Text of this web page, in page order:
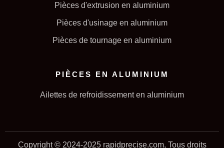
Pièces d'extrusion en aluminium
Pièces d'usinage en aluminium
Pièces de tournage en aluminium
PIÈCES EN ALUMINIUM
Ailettes de refroidissement en aluminium
Copyright © 2024-2025 rapidprecise.com, Tous droits